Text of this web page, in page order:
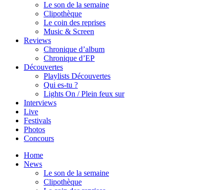
Le son de la semaine
Clipothèque
Le coin des reprises
Music & Screen
Reviews
Chronique d’album
Chronique d’EP
Découvertes
Playlists Découvertes
Qui es-tu ?
Lights On / Plein feux sur
Interviews
Live
Festivals
Photos
Concours
Home
News
Le son de la semaine
Clipothèque